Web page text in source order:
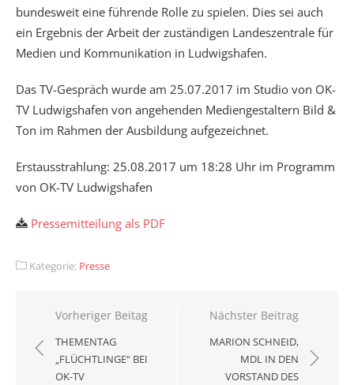
bundesweit eine führende Rolle zu spielen. Dies sei auch
ein Ergebnis der Arbeit der zuständigen Landeszentrale für
Medien und Kommunikation in Ludwigshafen.
Das TV-Gespräch wurde am 25.07.2017 im Studio von OK-
TV Ludwigshafen von angehenden Mediengestaltern Bild &
Ton im Rahmen der Ausbildung aufgezeichnet.
Erstausstrahlung: 25.08.2017 um 18:28 Uhr im Programm
von OK-TV Ludwigshafen
Pressemitteilung als PDF
Kategorie: Presse
Beitragsnavigation
Vorheriger Beitag
THEMENTAG
„FLÜCHTLINGE“ BEI
OK-TV
Nächster Beitrag
MARION SCHNEID,
MDL IN DEN
VORSTAND DES